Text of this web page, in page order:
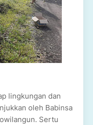
lingkungan dan
oleh Babinsa
Sertu